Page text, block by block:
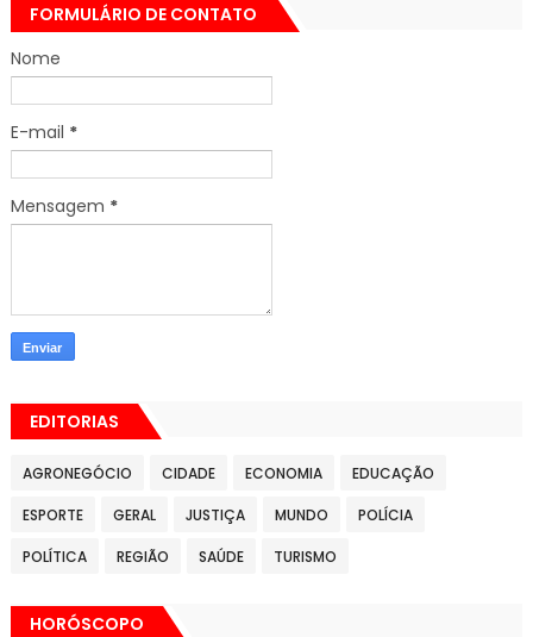
FORMULÁRIO DE CONTATO
Nome
E-mail *
Mensagem *
EDITORIAS
AGRONEGÓCIO CIDADE ECONOMIA EDUCAÇÃO
ESPORTE GERAL JUSTIÇA MUNDO POLÍCIA
POLÍTICA REGIÃO SAÚDE TURISMO
HORÓSCOPO